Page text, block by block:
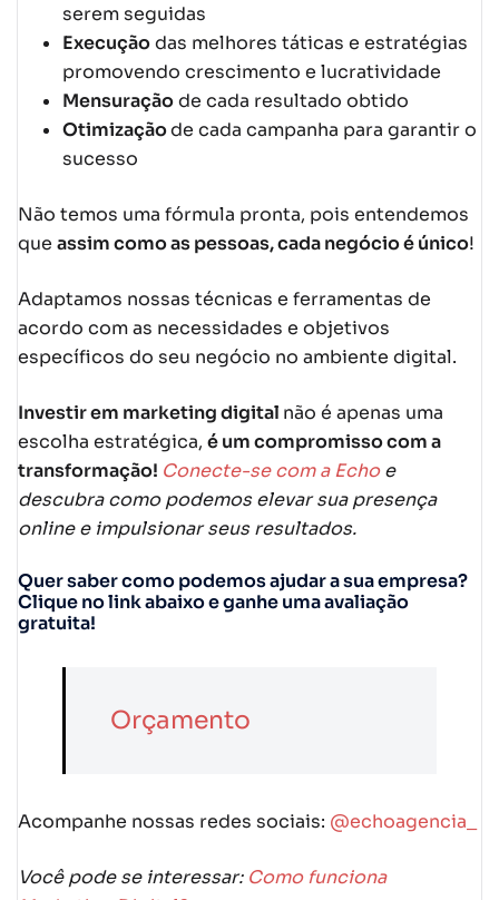
serem seguidas
Execuçãodas melhores táticas e estratégias
promovendo crescimento e lucratividade
Mensuraçãode cada resultado obtido
Otimizaçãode cada campanha para garantir o
sucesso
Não temos uma fórmula pronta, pois entendemos
que assim como as pessoas, cada negócio é único!
Adaptamos nossas técnicas e ferramentas de
acordo com as necessidades e objetivos
específicos do seu negócio no ambiente digital.
Investir em marketing digital não é apenas uma
escolha estratégica, é um compromisso com a
transformação! Conecte-se com a Echoe
descubra como podemos elevar sua presença
online e impulsionar seus resultados.
Quer saber como podemos ajudar a sua empresa?
Clique no link abaixo e ganhe uma avaliação
gratuita!
Orçamento
Acompanhe nossas redes sociais: @echoagencia_
Você pode se interessar: Como funciona